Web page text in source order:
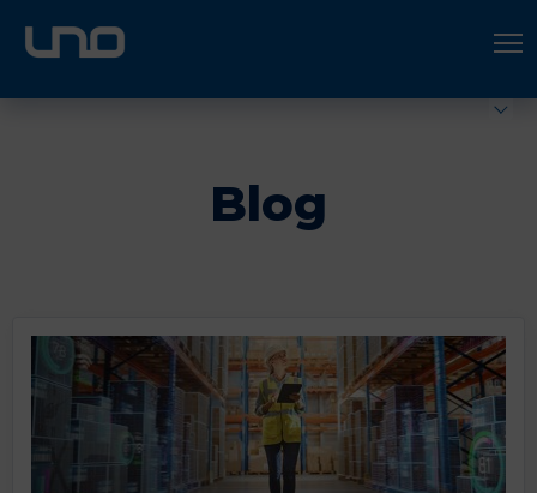
ÚNETE A UNO LOGÍSTICA
Blog